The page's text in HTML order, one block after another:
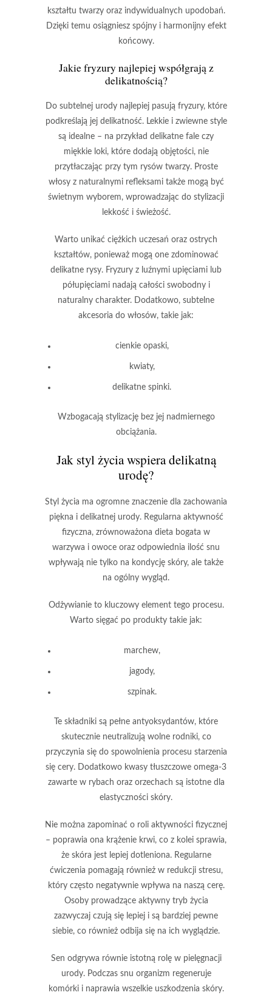
kształtu twarzyoraz indywidualnych upodobań.
Dzięki temu osiągniesz spójny i harmonijny efekt
końcowy.
Jakie fryzury najlepiej współgrają z
delikatnością?
Do subtelnej urody najlepiej pasują fryzury, które
podkreślają jej delikatność.Lekkie i zwiewne style
są idealne – na przykład delikatne fale czy
miękkie loki, które dodają objętości, nie
przytłaczając przy tym rysów twarzy. Proste
włosy z naturalnymi refleksami także mogą być
świetnym wyborem, wprowadzając do stylizacji
lekkość i świeżość.
Warto unikać ciężkich uczesań oraz ostrych
kształtów,ponieważ mogą one zdominować
delikatne rysy. Fryzury z luźnymi upięciami lub
półupięciami nadają całości swobodny i
naturalny charakter. Dodatkowo, subtelne
akcesoria do włosów, takie jak:
cienkie opaski,
kwiaty,
delikatne spinki.
Wzbogacają stylizację bez jej nadmiernego
obciążania.
Jak styl życia wspiera delikatną
urodę?
Styl życia ma ogromne znaczenie dla zachowania
piękna i delikatnej urody. Regularna aktywność
fizyczna, zrównoważona dieta bogata w
warzywa i owoce oraz odpowiednia ilość snu
wpływają nie tylko na kondycję skóry, ale także
na ogólny wygląd.
Odżywianieto kluczowy element tego procesu.
Warto sięgać po produkty takie jak:
marchew,
jagody,
szpinak.
Te składniki są pełne antyoksydantów, które
skutecznie neutralizują wolne rodniki, co
przyczynia się do spowolnienia procesu starzenia
się cery. Dodatkowo kwasy tłuszczowe omega-3
zawarte w rybach oraz orzechach są istotne dla
elastyczności skóry.
Nie można zapominać o roli aktywności fizycznej
– poprawia ona krążenie krwi, co z kolei sprawia,
że skóra jest lepiej dotleniona. Regularne
ćwiczenia pomagają również w redukcji stresu,
który często negatywnie wpływa na naszą cerę.
Osoby prowadzące aktywny tryb życia
zazwyczaj czują się lepiej i są bardziej pewne
siebie, co również odbija się na ich wyglądzie.
Sen odgrywa równie istotną rolę w pielęgnacji
urody. Podczas snu organizm regeneruje
komórki i naprawia wszelkie uszkodzenia skóry.